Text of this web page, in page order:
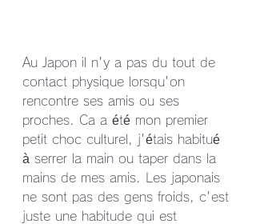
Au Japon il n'y a pas du tout de
contact physique lorsqu'on
rencontre ses amis ou ses
proches. Ca a été mon premier
petit choc culturel, j'étais habitué
à serrer la main ou taper dans la
mains de mes amis. Les japonais
ne sont pas des gens froids, c'est
juste une habitude qui est